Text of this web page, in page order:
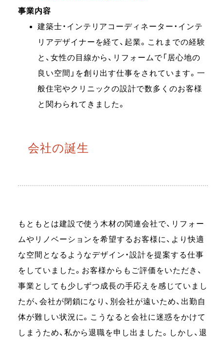
事業内容
建築士・インテリアコーディネーター・インテ
リアデザイナーを経て、起業。これまでの経験
と、女性の目線から、リフォームで「居心地の
良い空間」を創り出す仕事をされています。一
般住宅やクリニックの設計で数多くのお客様
と関わられてきました。
会社の誕生
もともとは建設で使う木材の関連会社で、リフォー
ムやリノベーションを希望するお客様に、より快適
な空間となるようなデザイン・設計を提案する仕事
をしていました。お客様からもご評価をいただき、
事業としても少しずつ成長の手応えを感じていまし
たが、会社が閉鎖になり、別会社が遠いため、出勤自
体が難しい状況に。こうなると会社に迷惑をかけて
しまうため、私から退職を申し出ました。しかし、退